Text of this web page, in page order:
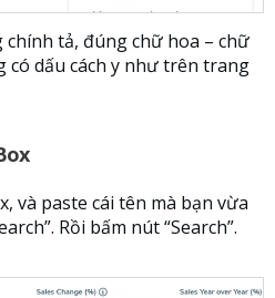
chính tả, đúng chữ hoa – chữ
có dấu cách y như trên trang
và paste cái tên mà bạn vừa
Rồi bấm nút “Search”.